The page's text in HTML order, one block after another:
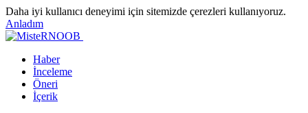
Daha iyi kullanıcı deneyimi için sitemizde çerezleri kullanıyoruz.
Anladım
Haber
İnceleme
Öneri
İçerik